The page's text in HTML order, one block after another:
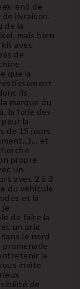
end de
livraison.
de la
mais bien
avec
de
que la
ils
marque du
la folie des
la
de 15 jours
et
propre
un
avec 2 à 3
du véhicule
et là
je
de faire la
un prix
le nord
la
invite
de